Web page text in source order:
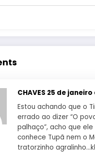
para aprovar
CHAVES 25 de janeiro
Estou achando que o
errado ao dizer “O
palhaço”, acho que ele
conhece Tupã nem o
tratorzinho